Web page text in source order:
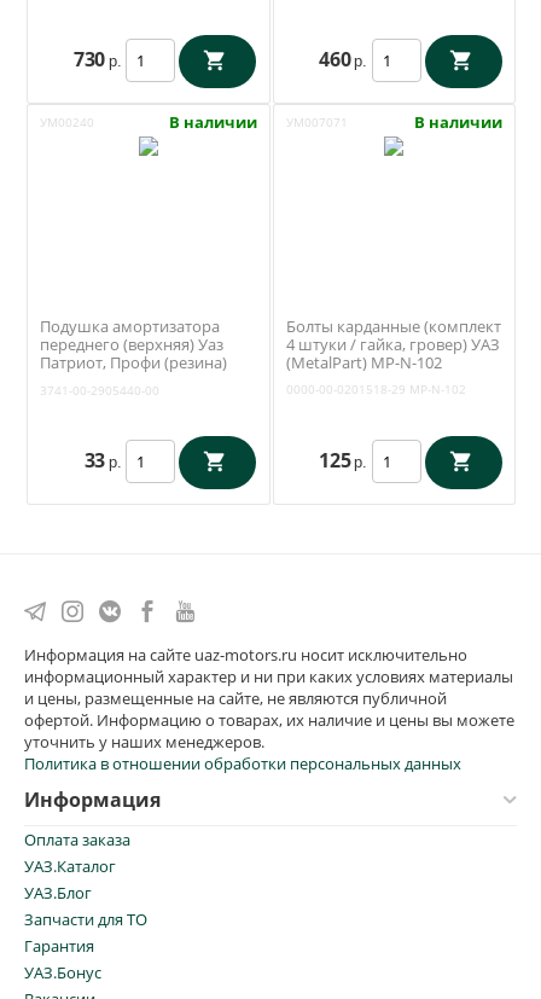
730 р. 460 р.
УМ00240 В наличии
Подушка амортизатора
переднего (верхняя) Уаз
Патриот, Профи (резина)
3741-00-2905440-00
33 р.
УМ007071 В наличии
Болты карданные (комплект
4 штуки / гайка, гровер) УАЗ
(MetalPart) МР-N-102
0000-00-0201518-29 МР-N-102
125 р.
Информация на сайте uaz-motors.ru носит исключительно
информационный характер и ни при каких условиях материалы
и цены, размещенные на сайте, не являются публичной
офертой. Информацию о товарах, их наличие и цены вы можете
уточнить у наших менеджеров.
Политика в отношении обработки персональных данных
Информация
Оплата заказа
УАЗ.Каталог
УАЗ.Блог
Запчасти для ТО
Гарантия
УАЗ.Бонус